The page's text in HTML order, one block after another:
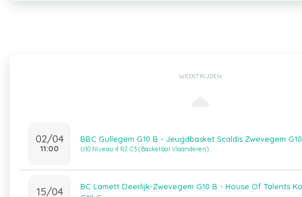
WEDSTRIJDEN
02/04
11:00
BBC Gullegem G10 B - Jeugdbasket Scaldis Zwevegem
U10 Niveau 4 R2 C3 (Basketbal Vlaanderen)
15/04
BC Lamett Deerlijk-Zwevegem G10 B - House Of Talents